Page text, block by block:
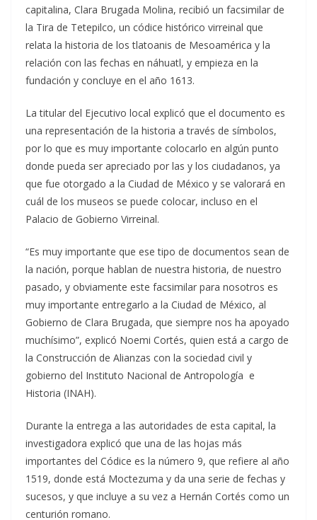
capitalina, Clara Brugada Molina, recibió un facsimilar de
la Tira de Tetepilco, un códice histórico virreinal que
relata la historia de los tlatoanis de Mesoamérica y la
relación con las fechas en náhuatl, y empieza en la
fundación y concluye en el año 1613.
La titular del Ejecutivo local explicó que el documento es
una representación de la historia a través de símbolos,
por lo que es muy importante colocarlo en algún punto
donde pueda ser apreciado por las y los ciudadanos, ya
que fue otorgado a la Ciudad de México y se valorará en
cuál de los museos se puede colocar, incluso en el
Palacio de Gobierno Virreinal.
“Es muy importante que ese tipo de documentos sean de
la nación, porque hablan de nuestra historia, de nuestro
pasado, y obviamente este facsimilar para nosotros es
muy importante entregarlo a la Ciudad de México, al
Gobierno de Clara Brugada, que siempre nos ha apoyado
muchísimo”, explicó Noemi Cortés, quien está a cargo de
la Construcción de Alianzas con la sociedad civil y
gobierno del Instituto Nacional de Antropología e
Historia (INAH).
Durante la entrega a las autoridades de esta capital, la
investigadora explicó que una de las hojas más
importantes del Códice es la número 9, que refiere al año
1519, donde está Moctezuma y da una serie de fechas y
sucesos, y que incluye a su vez a Hernán Cortés como un
centurión romano.